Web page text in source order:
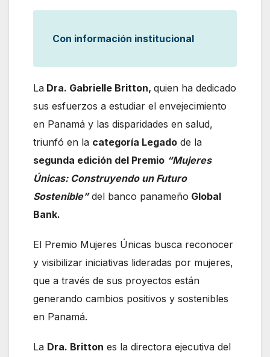
Con información institucional
La Dra. Gabrielle Britton, quien ha dedicado
sus esfuerzos a estudiar el envejecimiento
en Panamá y las disparidades en salud,
triunfó en la categoría Legado de la
segunda edición del Premio “Mujeres
Únicas: Construyendo un Futuro
Sostenible”del banco panameño Global
Bank.
El Premio Mujeres Únicas busca reconocer
y visibilizar iniciativas lideradas por mujeres,
que a través de sus proyectos están
generando cambios positivos y sostenibles
en Panamá.
La Dra. Britton es la directora ejecutiva del